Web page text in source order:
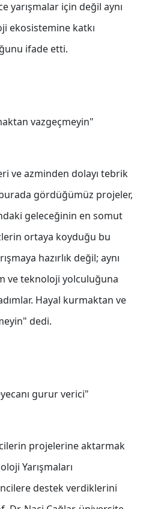
yarışmalar için değil aynı
ekosistemine katkı
ifade etti.
vazgeçmeyin"
ve azminden dolayı tebrik
gördüğümüz projeler,
geleceğinin en somut
ortaya koyduğu bu
hazırlık değil; aynı
ve teknoloji yolculuğuna
Hayal kurmaktan ve
dedi.
gurur verici"
projelerine aktarmak
Yarışmaları
destek verdiklerini